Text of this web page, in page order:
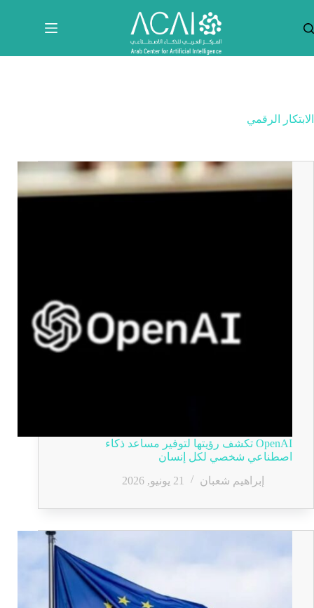
المحتوى
الابتكار الرقمي
OpenAI تكشف رؤيتها لتوفير مساعد ذكاء
اصطناعي شخصي لكل إنسان
إبراهيم شعبان
21 يونيو, 2026